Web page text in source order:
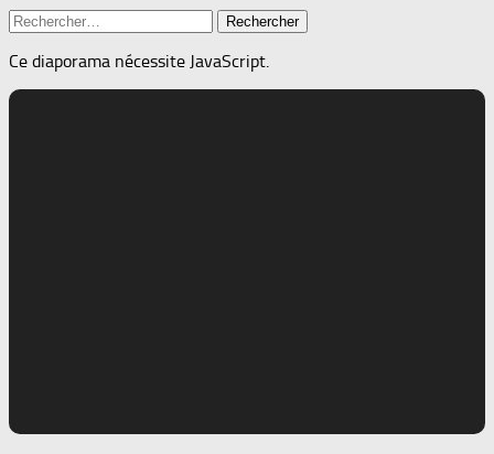
Rechercher :
Ce diaporama nécessite JavaScript.